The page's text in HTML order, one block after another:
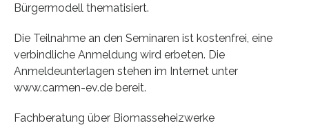
Bürgermodell thematisiert.
Die Teilnahme an den Seminaren ist kostenfrei, eine
verbindliche Anmeldung wird erbeten. Die
Anmeldeunterlagen stehen im Internet unter
www.carmen-ev.de bereit.
Fachberatung über Biomasseheizwerke